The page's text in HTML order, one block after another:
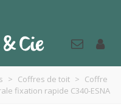
> Coffres de toit > Coffre
fixation rapide C340-ESNA